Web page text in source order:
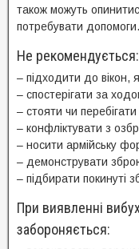
також можуть
потребувати допомоги.
Не рекомендується:
– підходити до вікон,
– спостерігати за
– стояти чи
– конфліктувати з
– носити армійську
– демонструвати
– підбирати покинуті
При виявленні
забороняється: